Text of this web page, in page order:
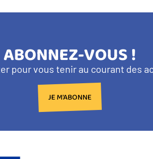
TITRE
BANDEAU
NEWSLETTER
ABONNEZ-VOUS !
pour vous tenir au courant des
JE M'ABONNE